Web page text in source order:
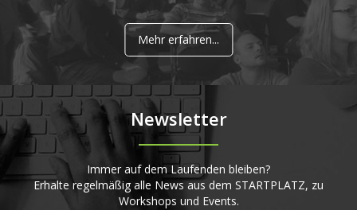
Mehr erfahren...
Newsletter
Immer auf dem Laufenden bleiben?
Erhalte regelmäßig alle News aus dem STARTPLATZ, zu
Workshops und Events.